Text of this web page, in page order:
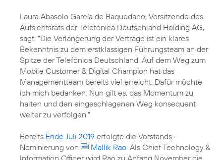
Laura Abasolo García de Baquedano, Vorsitzende des
Aufsichtsrats der Telefónica Deutschland Holding AG,
sagt: “Die Verlängerung der Verträge ist ein klares
Bekenntnis zu dem erstklassigen Führungsteam an der
Spitze der Telefónica Deutschland. Auf dem Weg zum
Mobile Customer & Digital Champion hat das
Managementteam bereits viel erreicht. Dafür möchte
ich mich bedanken. Nun gilt es, das Momentum zu
halten und den eingeschlagenen Weg konsequent
weiter zu verfolgen.“
Bereits Ende Juli 2019 erfolgte die Vorstands-
Nominierung von
Mallik Rao . Als Chief Technology &
Information Officer wird Rao zu Anfang November die